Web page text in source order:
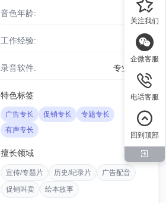
关注我们
企微客服
电话客服
回到顶部
音色年龄: 青年
工作经验: 9年
录音软件: 专业设备
特色标签
广告专长 促销专长
专题专长
有声专长
擅长领域
宣传/专题片 历史/纪录片
广告配音
促销叫卖
绘本故事